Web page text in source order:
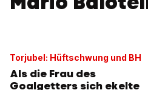
Torjubel: Hüftschwung und BH
Als die Frau des
Goalgetters sich ekelte